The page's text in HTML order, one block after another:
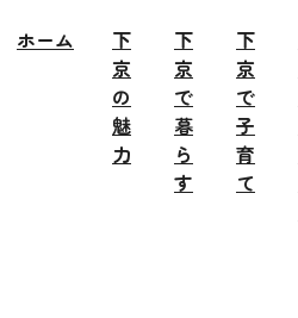
ホーム
下
京
の
魅
力
下
京
で
暮
ら
す
下
京
で
子
育
て